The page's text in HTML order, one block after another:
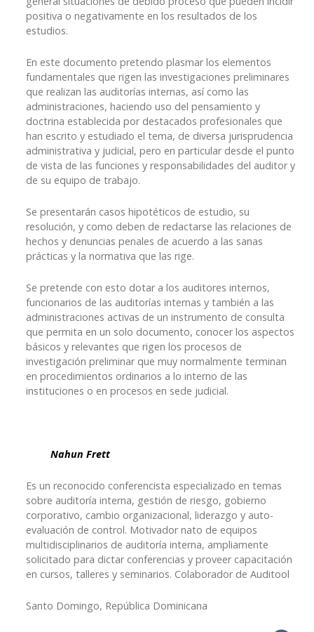
positiva o negativamente en los resultados de los
estudios.
En este documento pretendo plasmar los elementos
fundamentales que rigen las investigaciones preliminares
que realizan las auditorías internas, así como las
administraciones, haciendo uso del pensamiento y
doctrina establecida por destacados profesionales que
han escrito y estudiado el tema, de diversa jurisprudencia
administrativa y judicial, pero en particular desde el punto
de vista de las funciones y responsabilidades del auditor y
de su equipo de trabajo.
Se presentarán casos hipotéticos de estudio, su
resolución, y como deben de redactarse las relaciones de
hechos y denuncias penales de acuerdo a las sanas
prácticas y la normativa que las rige.
Se pretende con esto dotar a los auditores internos,
funcionarios de las auditorías internas y también a las
administraciones activas de un instrumento de consulta
que permita en un solo documento, conocer los aspectos
básicos y relevantes que rigen los procesos de
investigación preliminar que muy normalmente terminan
en procedimientos ordinarios a lo interno de las
instituciones o en procesos en sede judicial.
Nahun Frett
Es un reconocido conferencista especializado en temas
sobre auditoría interna, gestión de riesgo, gobierno
corporativo, cambio organizacional, liderazgo y auto-
evaluación de control. Motivador nato de equipos
multidisciplinarios de auditoría interna, ampliamente
solicitado para dictar conferencias y proveer capacitación
en cursos, talleres y seminarios. Colaborador de Auditool
Santo Domingo, República Dominicana